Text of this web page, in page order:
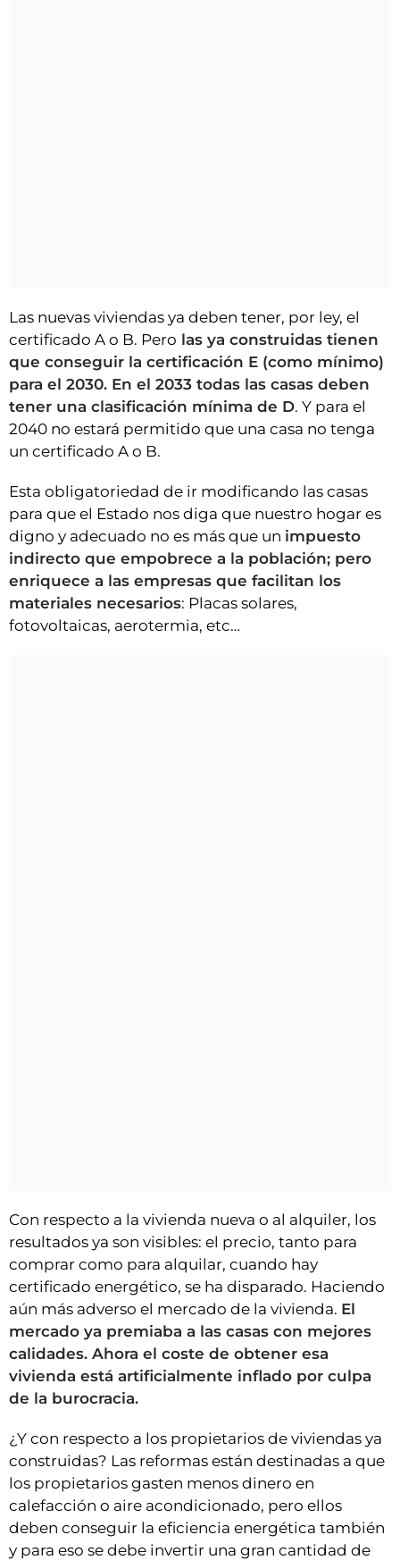
Las nuevas viviendas ya deben tener, por ley, el
certificado A o B. Pero las ya construidas tienen
que conseguir la certificación E (como mínimo)
para el 2030. En el 2033 todas las casas deben
tener una clasificación mínima de D. Y para el
2040 no estará permitido que una casa no tenga
un certificado A o B.
Esta obligatoriedad de ir modificando las casas
para que el Estado nos diga que nuestro hogar es
digno y adecuado no es más que un impuesto
indirecto que empobrece a la población; pero
enriquece a las empresas que facilitan los
materiales necesarios: Placas solares,
fotovoltaicas, aerotermia, etc…
Con respecto a la vivienda nueva o al alquiler, los
resultados ya son visibles: el precio, tanto para
comprar como para alquilar, cuando hay
certificado energético, se ha disparado. Haciendo
aún más adverso el mercado de la vivienda. El
mercado ya premiaba a las casas con mejores
calidades. Ahora el coste de obtener esa
vivienda está artificialmente inflado por culpa
de la burocracia.
¿Y con respecto a los propietarios de viviendas ya
construidas? Las reformas están destinadas a que
los propietarios gasten menos dinero en
calefacción o aire acondicionado, pero ellos
deben conseguir la eficiencia energética también
y para eso se debe invertir una gran cantidad de